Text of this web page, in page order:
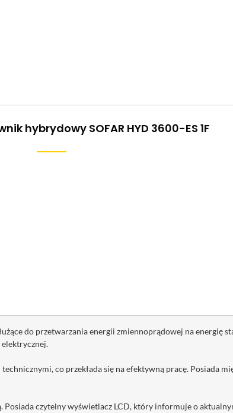
hybrydowy SOFAR HYD 3600-ES 1F
do przetwarzania energii zmiennoprądowej na energię
co przekłada się na efektywną pracę. Posiada
Posiada czytelny wyświetlacz LCD, który informuje o